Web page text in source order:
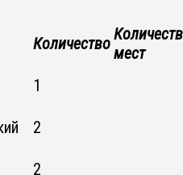
Количествомест
1
2
2